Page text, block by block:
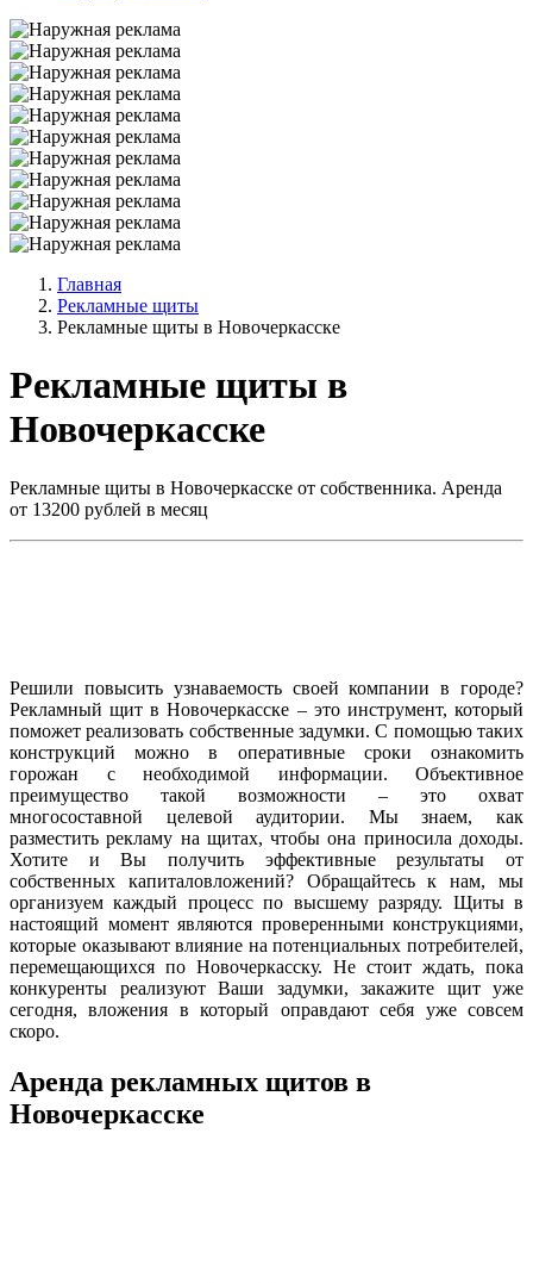
Главная
Рекламные щиты
Рекламные щиты в Новочеркасске
Рекламные щиты в
Новочеркасске
Рекламные щиты в Новочеркасске от собственника. Аренда
от 13200 рублей в месяц
Решили повысить узнаваемость своей компании в городе?
Рекламный щит в Новочеркасске – это инструмент, который
поможет реализовать собственные задумки. С помощью таких
конструкций можно в оперативные сроки ознакомить
горожан с необходимой информации. Объективное
преимущество такой возможности – это охват
многосоставной целевой аудитории. Мы знаем, как
разместить рекламу на щитах, чтобы она приносила доходы.
Хотите и Вы получить эффективные результаты от
собственных капиталовложений? Обращайтесь к нам, мы
организуем каждый процесс по высшему разряду. Щиты в
настоящий момент являются проверенными конструкциями,
которые оказывают влияние на потенциальных потребителей,
перемещающихся по Новочеркасску. Не стоит ждать, пока
конкуренты реализуют Ваши задумки, закажите щит уже
сегодня, вложения в который оправдают себя уже совсем
скоро.
Аренда рекламных щитов в
Новочеркасске